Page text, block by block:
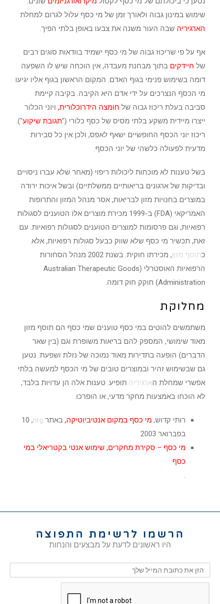
שימוש במינון גבוה ולאורך זמן של מי כסף עלול לגרום למחלת
הארגיריה שבה העור משנה את צבעו באופן בלתי הפיך.
אף על פי שריכוז גבוה של מי כסף ישמיד בוודאות סוגים רבים
של חיידקים בתוך מבחנת מעבדה, אין הוכחה שיש לו השפעה
דומה בשימוש פנימי בגוף האדם. המקום הראשון בגוף אליו יגיעו
מי הכסף הנצרכים על ידי אדם היא הקיבה. בקיבה קיימת
סביבה בעלת ריכוז גבוה של חומצה הידרוכלורית, ויוני הכלור
ייצרו מיידית משקע בלתי מסיס של כסף כלורי ("תגובת שיקוע").
ריכוז יוני הכסף החופשיים ישאף לאפס, ולכן אין כל סבירות
מדעית לפעולה כלשהי של יוני הכסף.
בשל טענות לא מוכחות ליכולות ריפוי (מאחר שלא עברו ניסויים
ובדיקות של ארגונים בריאותיים ממשלתיים) ובשל איכות ירודה
במוצרים בחנויות מזון לבריאות, אסר מנהל המזון והתרופות
האמריקאי (FDA) ב-1999 מכירת מוצרים אלו הטוענים לסגולות
רפואיות, וגם פרסומות למוצרים הטוענים לסגולות רפואיות. עם
זאת, תכשיר מי כסף שלא שווק כבעל סגולות רפואיות, אלא
כתוסף מזון
, מכירתו חוקית. בשנת 2002 מנהל הסחורות
הרפואיות האוסטרלי (Australian Therapeutic Goods
Administration) חוקק חוק דומה.
מחלוקת
משתמשים להוטים במי כסף טוענים שמי כסף הם תוסף מזון
מאוד שימושי, המספק להם בריאות משופרת וגם (בין שאר
הדברים) הופעה בתדירות מאוד נמוכה של נזלת ושפעת. נטען
גם שבשימוש זהיר ובמוצרים טובים של מי הכסף למעשה בלתי
אפשרי שמחלת הארגיריה תופיע. טענות אלה הן עדויות בלבד,
לא הוכחו באמצעות מחקר מדעי, או הופרכו.
רותי קדוש, מי כסף במקום אנטיביוטיקה, באתר nrg
‏, 10
בפברואר 2003
מי כסף – סקירת מחקרים, שימוש אנטי בקטריאלי במי
כסף
.
הרשמו לרשימת התפוצה
היו ראשונים לדעת על מבצעים והנחות